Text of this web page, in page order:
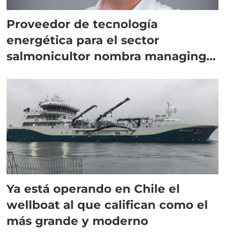
Proveedor de tecnología
energética para el sector
salmonicultor nombra managing
Ya está operando en Chile el
wellboat al que califican como el
más grande y moderno